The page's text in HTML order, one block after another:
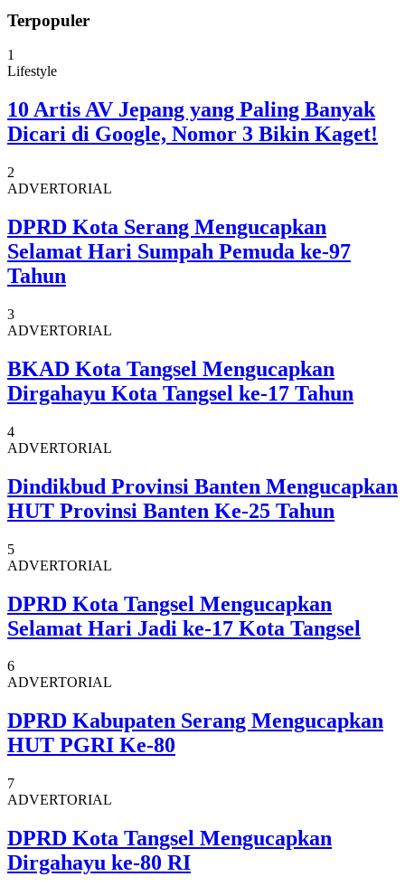
Terpopuler
1
Lifestyle
10 Artis AV Jepang yang Paling Banyak
Dicari di Google, Nomor 3 Bikin Kaget!
2
ADVERTORIAL
DPRD Kota Serang Mengucapkan
Selamat Hari Sumpah Pemuda ke-97
Tahun
3
ADVERTORIAL
BKAD Kota Tangsel Mengucapkan
Dirgahayu Kota Tangsel ke-17 Tahun
4
ADVERTORIAL
Dindikbud Provinsi Banten Mengucapkan
HUT Provinsi Banten Ke-25 Tahun
5
ADVERTORIAL
DPRD Kota Tangsel Mengucapkan
Selamat Hari Jadi ke-17 Kota Tangsel
6
ADVERTORIAL
DPRD Kabupaten Serang Mengucapkan
HUT PGRI Ke-80
7
ADVERTORIAL
DPRD Kota Tangsel Mengucapkan
Dirgahayu ke-80 RI